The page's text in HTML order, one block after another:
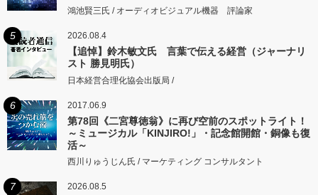
鴻池賢三氏 / オーディオビジュアル機器 評論家
5 2026.08.4
【追悼】鈴木敏文氏 言葉で伝える経営（ジャーナリ
スト 勝見明氏）
日本経営合理化協会出版局 /
6 2017.06.9
第78回《二宮尊徳翁》に再び空前のスポットライト！
～ミュージカル「KINJIRO!」・記念館開館・銅像も復
活～
西川りゅうじん氏 / マーケティング コンサルタント
7 2026.08.5